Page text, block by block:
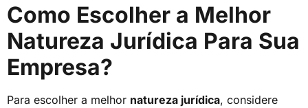
Como Escolher a Melhor
Natureza Jurídica Para Sua
Empresa?
Para escolher a melhor natureza jurídica, considere